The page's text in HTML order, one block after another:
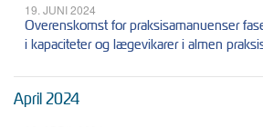
19. JUNI 2024
Overenskomst for praksisamanuenser
i kapaciteter og lægevikarer i almen
April 2024